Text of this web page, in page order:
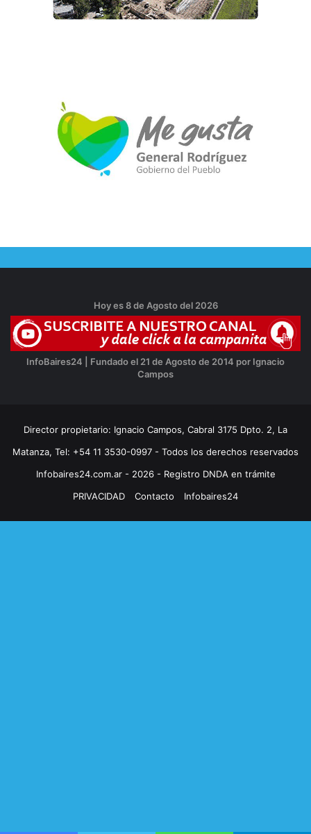
Hoy es 8 de Agosto del 2026
InfoBaires24 | Fundado el 21 de Agosto de 2014 por Ignacio
Campos
Director propietario: Ignacio Campos, Cabral 3175 Dpto. 2, La
Matanza, Tel: +54 11 3530-0997 - Todos los derechos reservados
Infobaires24.com.ar - 2026 - Registro DNDA en trámite
PRIVACIDAD
Contacto Infobaires24